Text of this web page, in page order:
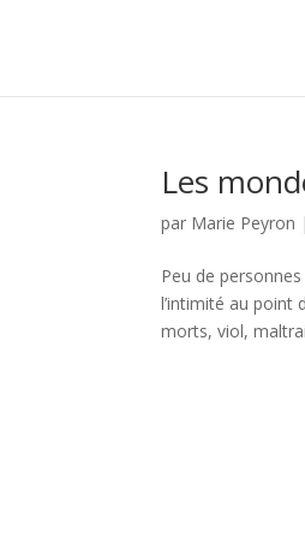
Les
par Marie Peyron |
Peu de
l’intimité au point
morts, viol,